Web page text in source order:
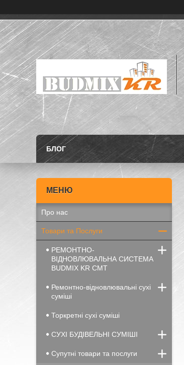
БЛОГ
Про нас
Товари та Послуги
РЕМОНТНО-
ВІДНОВЛЮВАЛЬНА СИСТЕМА
BUDMIX KR CMT
Ремонтно-відновлювальні сухі
суміші
Торкретні сухі суміші
СУХІ БУДІВЕЛЬНІ СУМІШІ
Супутні товари та послуги